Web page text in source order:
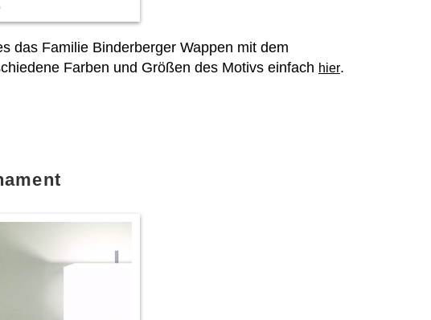
das Familie Binderberger Wappen mit dem
Farben und Größen des Motivs einfach hier.